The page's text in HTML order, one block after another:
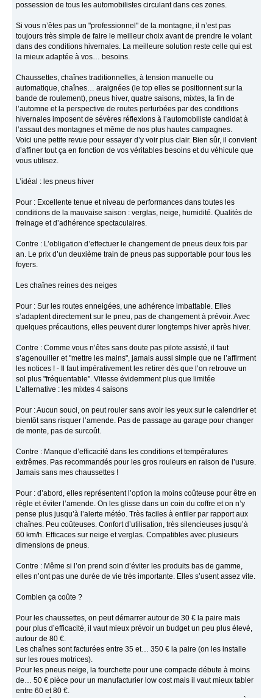
possession de tous les automobilistes circulant dans ces zones.
Si vous n’êtes pas un "professionnel" de la montagne, il n’est pas
toujours très simple de faire le meilleur choix avant de prendre le volant
dans des conditions hivernales. La meilleure solution reste celle qui est
la mieux adaptée à vos… besoins.
Chaussettes, chaînes traditionnelles, à tension manuelle ou
automatique, chaînes… araignées (le top elles se positionnent sur la
bande de roulement), pneus hiver, quatre saisons, mixtes, la fin de
l’automne et la perspective de routes perturbées par des conditions
hivernales imposent de sévères réflexions à l’automobiliste candidat à
l’assaut des montagnes et même de nos plus hautes campagnes.
Voici une petite revue pour essayer d’y voir plus clair. Bien sûr, il convient
d’affiner tout ça en fonction de vos véritables besoins et du véhicule que
vous utilisez.
L’idéal : les pneus hiver
Pour : Excellente tenue et niveau de performances dans toutes les
conditions de la mauvaise saison : verglas, neige, humidité. Qualités de
freinage et d’adhérence spectaculaires.
Contre : L’obligation d’effectuer le changement de pneus deux fois par
an. Le prix d’un deuxième train de pneus pas supportable pour tous les
foyers.
Les chaînes reines des neiges
Pour : Sur les routes enneigées, une adhérence imbattable. Elles
s’adaptent directement sur le pneu, pas de changement à prévoir. Avec
quelques précautions, elles peuvent durer longtemps hiver après hiver.
Contre : Comme vous n’êtes sans doute pas pilote assisté, il faut
s’agenouiller et "mettre les mains", jamais aussi simple que ne l’affirment
les notices ! - Il faut impérativement les retirer dès que l’on retrouve un
sol plus "fréquentable". Vitesse évidemment plus que limitée
L’alternative : les mixtes 4 saisons
Pour : Aucun souci, on peut rouler sans avoir les yeux sur le calendrier et
bientôt sans risquer l’amende. Pas de passage au garage pour changer
de monte, pas de surcoût.
Contre : Manque d’efficacité dans les conditions et températures
extrêmes. Pas recommandés pour les gros rouleurs en raison de l’usure.
Jamais sans mes chaussettes !
Pour : d’abord, elles représentent l’option la moins coûteuse pour être en
règle et éviter l’amende. On les glisse dans un coin du coffre et on n’y
pense plus jusqu’à l’alerte météo. Très faciles à enfiler par rapport aux
chaînes. Peu coûteuses. Confort d’utilisation, très silencieuses jusqu’à
60 km/h. Efficaces sur neige et verglas. Compatibles avec plusieurs
dimensions de pneus.
Contre : Même si l’on prend soin d’éviter les produits bas de gamme,
elles n’ont pas une durée de vie très importante. Elles s’usent assez vite.
Combien ça coûte ?
Pour les chaussettes, on peut démarrer autour de 30 € la paire mais
pour plus d’efficacité, il vaut mieux prévoir un budget un peu plus élevé,
autour de 80 €.
Les chaînes sont facturées entre 35 et… 350 € la paire (on les installe
sur les roues motrices).
Pour les pneus neige, la fourchette pour une compacte débute à moins
de… 50 € pièce pour un manufacturier low cost mais il vaut mieux tabler
entre 60 et 80 €.